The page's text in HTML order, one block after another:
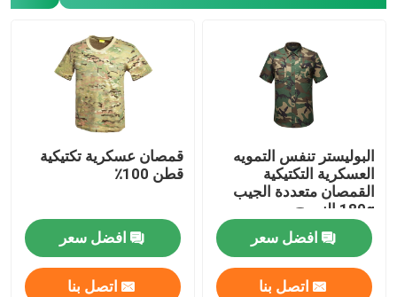
معدات الصيد في الهواء الطلق
قفازات ركوب مقاومة للماء
ملابس السلامة العاكسة
النماذج العسكرية الحديثة
البوليستر تنفس التمويه
العسكرية التكتيكية
القمصان متعددة الجيب
180g النسيج
افضل سعر
اتصل بنا
قمصان عسكرية تكتيكية
قطن 100٪
افضل سعر
اتصل بنا